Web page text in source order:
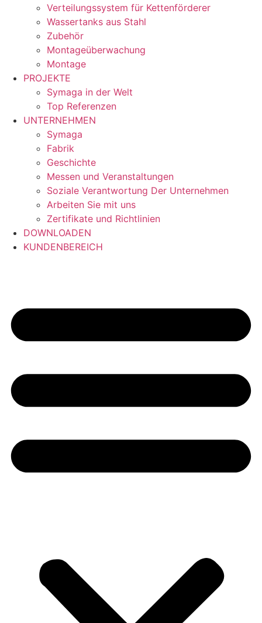
Verteilungssystem für Kettenförderer
Wassertanks aus Stahl
Zubehör
Montageüberwachung
Montage
PROJEKTE
Symaga in der Welt
Top Referenzen
UNTERNEHMEN
Symaga
Fabrik
Geschichte
Messen und Veranstaltungen
Soziale Verantwortung Der Unternehmen
Arbeiten Sie mit uns
Zertifikate und Richtlinien
DOWNLOADEN
KUNDENBEREICH